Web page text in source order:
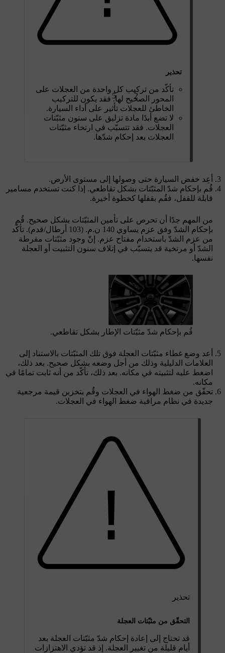
تحذير
تأكّد من تركيب كل واحدة من العجلات على
المحور الصحيح لها. فقد يكون للتركيب
الخاطئ للعجلات تأثير على أداء السيارة.
لا تضع أبدًا مادة تزليق على سنون مثبّتات
العجلات. فقد تتسبّب في ارتخاء مثبّتات
العجلات بعد إحكام شدّها.
أعِد خفض السيارة حتى وصولها إلى مستوى الأرض.
قُم بإحكام شدّ المثبّتات بشكل تقاطعي. إذا كنت تستخدم مسامير
قابلة للقفل، فقُم بقفلها كخطوة أخيرة.
من المهم جدًا أن تحرص على تأمين المثبّتات بشكل صحيح. قُم
بإحكام الشدّ وفق عزم يساوي 140 ن.م. (103 أرطال/قدم). تأكّد
من عزم الشدّ باستخدام مفتاح عزم. إنّ وجود مثبّتات مفرطة
الشدّ أو مرتخية قد يتسبّب في إتلاف سنون التثبيت أو العجلة
نفسها.
2
5
قُم بإحكام شدّ مثبّتات الإطار بشكل تقاطعي.
أعد وضع غطاء مثبّتات العجلة فوق تلك المثبّتات بالاستناد إلى
العلامات الدليلية وذلك من أجل وضعه بشكل صحيح. بعد ذلك،
اضغط عليه لتثبيته في مكانه. بعد ذلك، تأكّد من أنه ثابت تمامًا في
مكانه.
تحقّق من ضغط الهواء في العجلات وقُم بتخزين قيمة مرجعية
جديدة في نظام مراقبة ضغط الهواء في العجلات.
تحذير
التحقّق من مثبّتات العجلة
قد تحتاج إلى إعادة إحكام شدّ مثبّتات العجلة بعد
أيام قليلة من تغيير العجلة. إذ قد تؤدي الاهتزازات